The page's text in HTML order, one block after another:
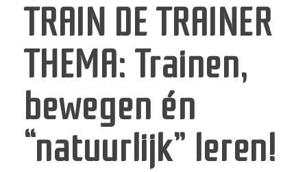
TRAIN DE TRAINER
THEMA: Trainen,
bewegen én
“natuurlijk” leren!